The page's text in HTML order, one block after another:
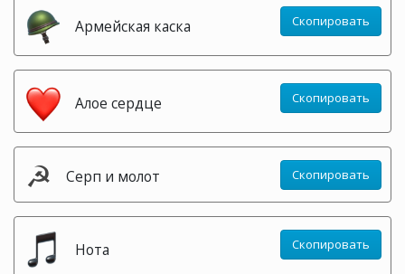
Армейская каска Скопировать
Алое сердце Скопировать
☭ Серп и молот Скопировать
Нота Скопировать